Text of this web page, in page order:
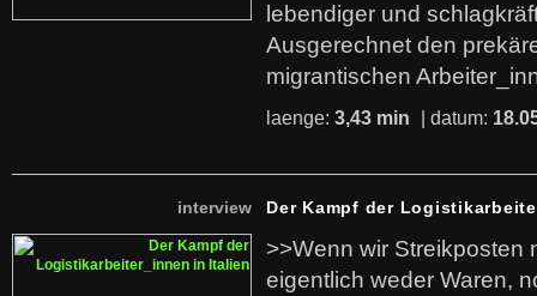
lebendiger und
Ausgerechnet den
migrantischen
laenge: 3,43 min | datum:
interview Der Kampf der
>>Wenn wir Streikposten
eigentlich weder Waren,